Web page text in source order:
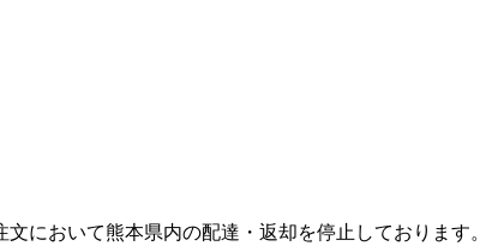
において熊本県内の配達・返却を停止しております。